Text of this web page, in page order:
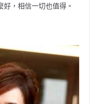
，相信一切也值得。